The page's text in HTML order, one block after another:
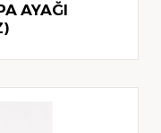
AYAĞI